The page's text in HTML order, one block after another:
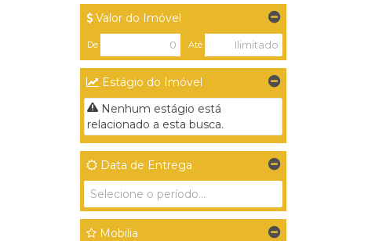
Valor do Imóvel
De Até
Estágio do Imóvel
Nenhum estágio está
relacionado a esta busca.
Data de Entrega
Mobilia